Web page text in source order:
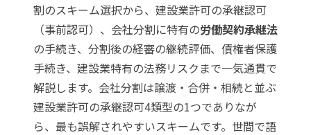
割のスキーム選択から、建設業許可の承継認可
（事前認可）、会社分割に特有の労働契約承継法
の手続き、分割後の経審の継続評価、債権者保護
手続き、建設業特有の法務リスクまで一気通貫で
解説します。会社分割は譲渡・合併・相続と並ぶ
建設業許可の承継認可4類型の1つでありなが
ら、最も誤解されやすいスキームです。世間で語